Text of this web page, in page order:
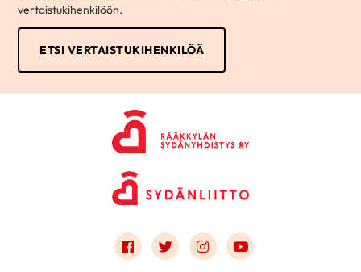
vertaistukihenkilöön.
ETSI VERTAISTUKIHENKILÖÄ
Link to facebook
Link to twitter
Link to instagram
Link to youtube